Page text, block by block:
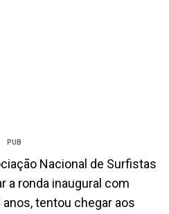
PUB
Nacional de Surfistas
a ronda inaugural com
tentou chegar aos